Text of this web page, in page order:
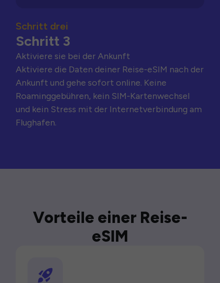
Schritt drei
Schritt 3
Aktiviere sie bei der Ankunft
Aktiviere die Daten deiner Reise-eSIM nach der
Ankunft und gehe sofort online. Keine
Roaminggebühren, kein SIM-Kartenwechsel
und kein Stress mit der Internetverbindung am
Flughafen.
Vorteile einer Reise-
eSIM